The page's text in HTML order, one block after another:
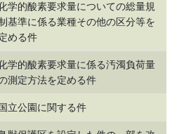
学的酸素要求量についての総量規
基準に係る業種その他の区分等を
める件
学的酸素要求量に係る汚濁負荷量
測定方法を定める件
立公園に関する件